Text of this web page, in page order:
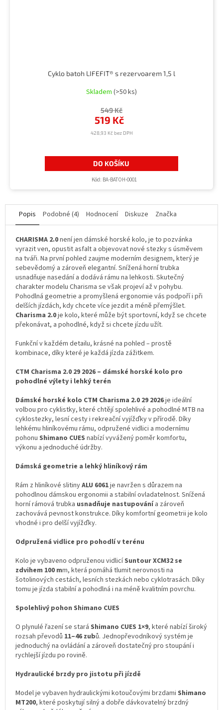
Cyklo batoh LIFEFIT® s rezervoarem 1,5 l
Skladem (>50 ks)
428,93 Kč bez DPH
519 Kč
549 Kč
DO KOŠÍKU
Kód: BA-BATOH-0001
Popis Podobné (4) Hodnocení Diskuze Značka
CHARISMA 2.0není jen dámské horské kolo, je to pozvánka
vyrazit ven, opustit asfalt a objevovat nové stezky s úsměvem
na tváři. Na první pohled zaujme moderním designem, který je
sebevědomý a zároveň elegantní. Snížená horní trubka
usnadňuje nasedání a dodává rámu na lehkosti. Skutečný
charakter modelu Charisma se však projeví až v pohybu.
Pohodlná geometrie a promyšlená ergonomie vás podpoří i při
delších jízdách, kdy chcete více jezdit a méně přemýšlet.
Charisma 2.0je kolo, které může být sportovní, když se chcete
překonávat, a pohodlné, když si chcete jízdu užít.
Funkční v každém detailu, krásné na pohled – prostě
kombinace, díky které je každá jízda zážitkem.
CTM Charisma 2.0 29 2026 – dámské horské kolo pro
pohodlné výlety i lehký terén
Dámské horské kolo CTM Charisma 2.0 29 2026je ideální
volbou pro cyklistky, které chtějí spolehlivé a pohodlné MTB na
cyklostezky, lesní cesty i rekreační vyjížďky v přírodě. Díky
lehkému hliníkovému rámu, odpružené vidlici a modernímu
pohonu Shimano CUES nabízí vyvážený poměr komfortu,
výkonu a jednoduché údržby.
Dámská geometrie a lehký hliníkový rám
Rám z hliníkové slitinyALU 6061je navržen s důrazem na
pohodlnou dámskou ergonomii a stabilní ovladatelnost. Snížená
horní rámová trubka usnadňuje nastupovánía zároveň
zachovává pevnost konstrukce. Díky komfortní geometrii je kolo
vhodné i pro delší vyjížďky.
Odpružená vidlice pro pohodlí v terénu
Kolo je vybaveno odpruženou vidlicíSuntour XCM32 se
zdvihem 100 mm, která pomáhá tlumit nerovnosti na
šotolinových cestách, lesních stezkách nebo cyklotrasách. Díky
tomu je jízda stabilní a pohodlná i na méně kvalitním povrchu.
Spolehlivý pohon Shimano CUES
O plynulé řazení se stará Shimano CUES 1×9, které nabízí široký
rozsah převodů 11–46 zubů. Jednopřevodníkový systém je
jednoduchý na ovládání a zároveň dostatečný pro stoupání i
rychlejší jízdu po rovině.
Hydraulické brzdy pro jistotu při jízdě
Model je vybaven hydraulickými kotoučovými brzdami Shimano
MT200, které poskytují silný a dobře dávkovatelný brzdný